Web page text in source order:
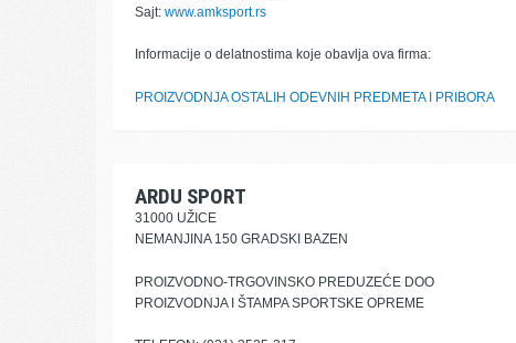
Sajt: www.amksport.rs
Informacije o delatnostima koje obavlja ova firma:
PROIZVODNJA OSTALIH ODEVNIH PREDMETA I PRIBORA
ARDU SPORT
31000 UŽICE
NEMANJINA 150 GRADSKI BAZEN
PROIZVODNO-TRGOVINSKO PREDUZEĆE DOO
PROIZVODNJA I ŠTAMPA SPORTSKE OPREME